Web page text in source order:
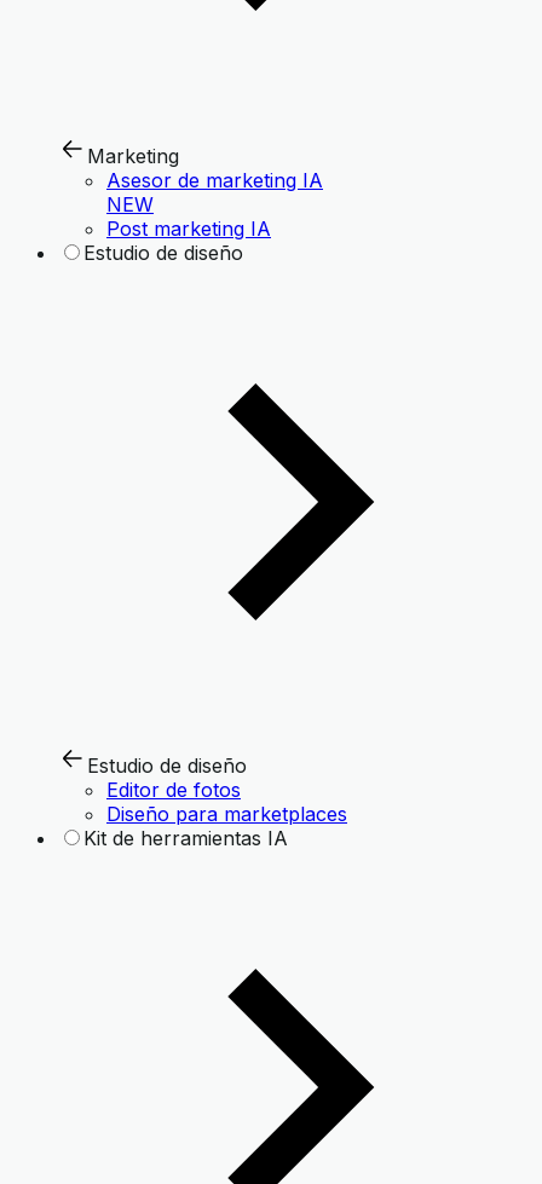
Marketing
Asesor de marketing IA
NEW
Post marketing IA
Estudio de diseño
Estudio de diseño
Editor de fotos
Diseño para marketplaces
Kit de herramientas IA